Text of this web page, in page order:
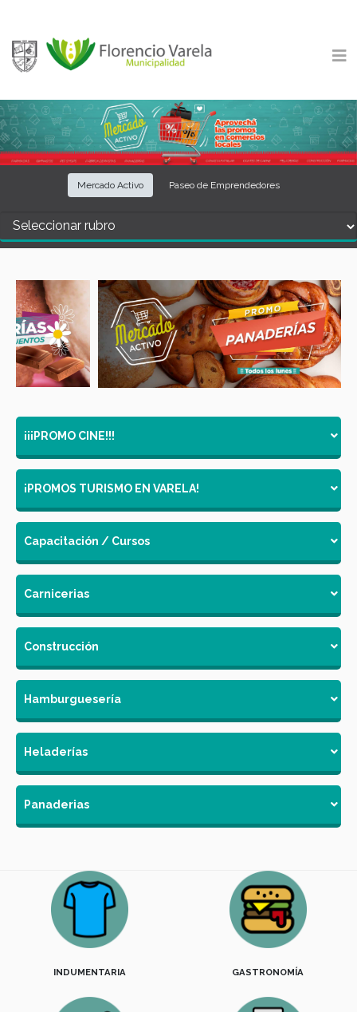
Mercado Activo Paseo de Emprendedores
¡¡¡PROMO CINE!!!
¡PROMOS TURISMO EN VARELA!
Capacitación / Cursos
Carnicerias
Construcción
Hamburguesería
Heladerías
Panaderias
INDUMENTARIA GASTRONOMÍA